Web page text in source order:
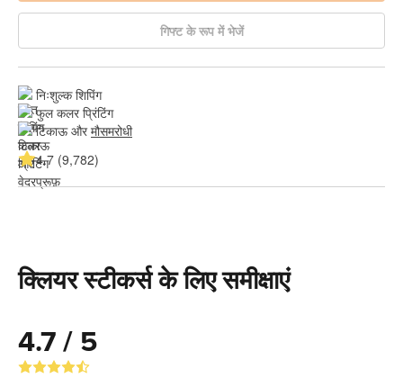
गिफ्ट के रूप में भेजें
निःशुल्क शिपिंग
फुल कलर प्रिंटिंग
टिकाऊ और मौसमरोधी
4.7 (9,782)
क्लियर स्टीकर्स के लिए समीक्षाएं
4.7 / 5